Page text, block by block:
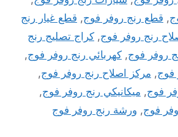
, قطع رنج روفر فوج, قطع غيار رنج
رنج روفر فوج, كراج تصليج رنج
روفر فوج, كهربائي رنج روفر فوج,
فوج, مركز اصلاح رنج روفر فوج,
فوج, ميكانيكي رنج روفر فوج,
فوج, ورشة رنج روفر فوج